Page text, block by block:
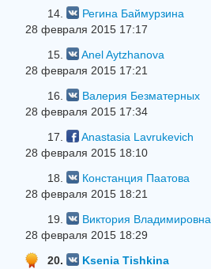
14.
Регина Баймурзина
28 февраля 2015 17:17
15.
Anel Aytzhanova
28 февраля 2015 17:21
16.
Валерия Безматерных
28 февраля 2015 17:34
17.
Anastasia Lavrukevich
28 февраля 2015 18:10
18.
Констанция Паатова
28 февраля 2015 18:21
19.
Виктория Владимировна
28 февраля 2015 18:29
20.
Ksenia Tishkina